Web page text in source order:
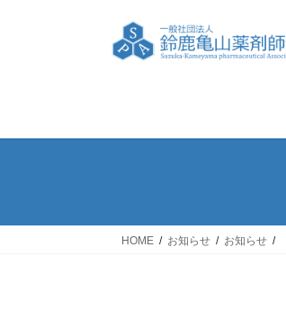
ス
ン
HOME お知らせ お知らせ